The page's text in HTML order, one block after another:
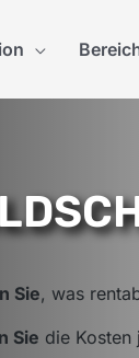
Sie, was
Sie die Kosten